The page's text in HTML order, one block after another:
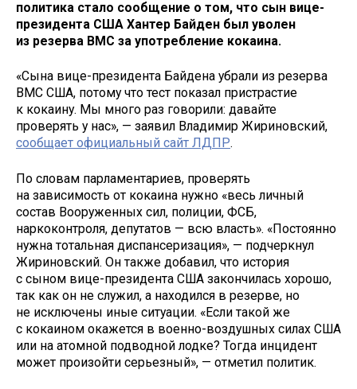
политика стало сообщение о том, что сын вице-
президента США Хантер Байден был уволен
из резерва ВМС за употребление кокаина.
«Сына вице-президента Байдена убрали из резерва
ВМС США, потому что тест показал пристрастие
к кокаину. Мы много раз говорили: давайте
проверять у нас», — заявил Владимир Жириновский,
сообщает официальный сайт ЛДПР.
По словам парламентариев, проверять
на зависимость от кокаина нужно «весь личный
состав Вооруженных сил, полиции, ФСБ,
наркоконтроля, депутатов — всю власть». «Постоянно
нужна тотальная диспансеризация», — подчеркнул
Жириновский. Он также добавил, что история
с сыном вице-президента США закончилась хорошо,
так как он не служил, а находился в резерве, но
не исключены иные ситуации. «Если такой же
с кокаином окажется в военно-воздушных силах США
или на атомной подводной лодке? Тогда инцидент
может произойти серьезный», — отметил политик.